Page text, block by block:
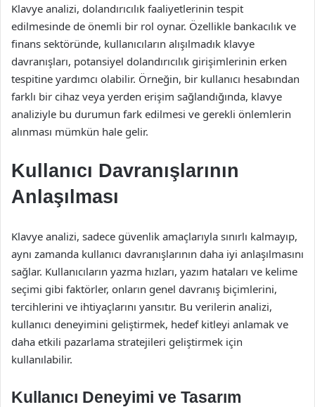
Klavye analizi, dolandırıcılık faaliyetlerinin tespit
edilmesinde de önemli bir rol oynar. Özellikle bankacılık ve
finans sektöründe, kullanıcıların alışılmadık klavye
davranışları, potansiyel dolandırıcılık girişimlerinin erken
tespitine yardımcı olabilir. Örneğin, bir kullanıcı hesabından
farklı bir cihaz veya yerden erişim sağlandığında, klavye
analiziyle bu durumun fark edilmesi ve gerekli önlemlerin
alınması mümkün hale gelir.
Kullanıcı Davranışlarının
Anlaşılması
Klavye analizi, sadece güvenlik amaçlarıyla sınırlı kalmayıp,
aynı zamanda kullanıcı davranışlarının daha iyi anlaşılmasını
sağlar. Kullanıcıların yazma hızları, yazım hataları ve kelime
seçimi gibi faktörler, onların genel davranış biçimlerini,
tercihlerini ve ihtiyaçlarını yansıtır. Bu verilerin analizi,
kullanıcı deneyimini geliştirmek, hedef kitleyi anlamak ve
daha etkili pazarlama stratejileri geliştirmek için
kullanılabilir.
Kullanıcı Deneyimi ve Tasarım